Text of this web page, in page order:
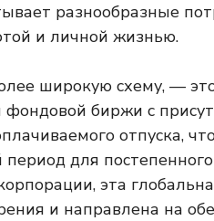
разнообразные
и личной жизнью.
широкую схему, —
фондовой биржи с
отпуска,
для
эта
и направлена ​​на